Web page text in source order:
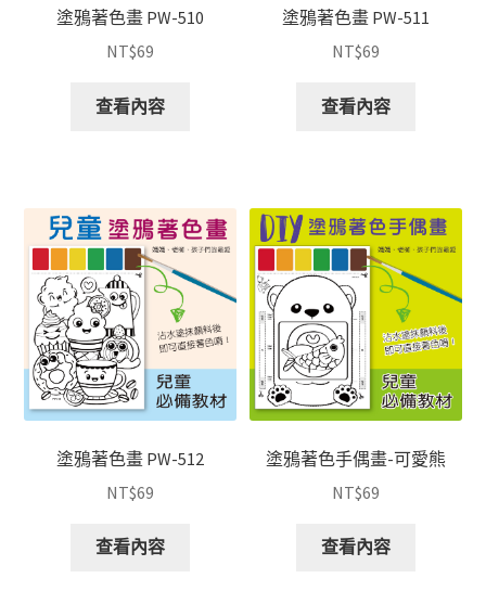
塗鴉著色畫 PW-510
NT$69
查看內容
塗鴉著色畫 PW-511
NT$69
查看內容
塗鴉著色畫 PW-512
NT$69
查看內容
塗鴉著色手偶畫-可愛熊
NT$69
查看內容